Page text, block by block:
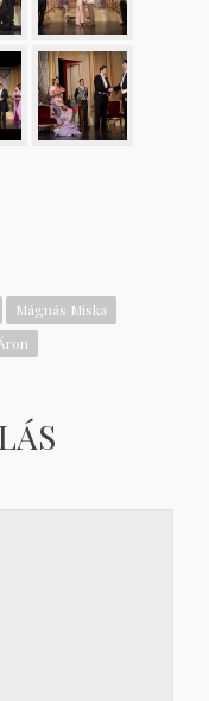
Mágnás Miska